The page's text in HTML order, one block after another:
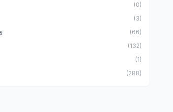
(0)
(3)
(66)
(132)
(1)
(288)